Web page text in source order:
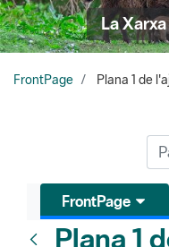
La
FrontPage Plana 1 de
FrontPage
Plana 1